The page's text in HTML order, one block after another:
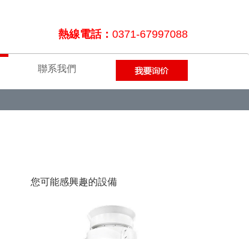
熱線電話： 0371-67997088
聯系我們
您可能感興趣的設備